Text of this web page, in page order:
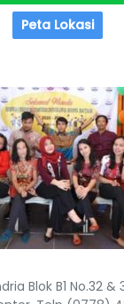
Peta Lokasi
Blok B1 No.32 &